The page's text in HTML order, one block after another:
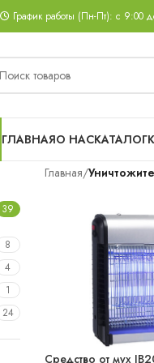
График работы (Пн-Пт): с 9:00
ГЛАВНАЯО НАСКАТАЛОГ
39
8
4
1
24
Главная/
Средство от мух